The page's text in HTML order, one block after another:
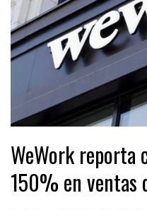
WeWork reporta
150% en ventas